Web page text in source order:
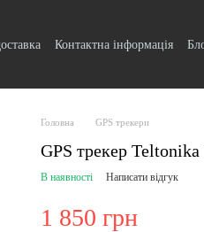
Контактна інформація
Головна GPS трекери
GPS трекер
В наявності Написати відгук
1 850 грн